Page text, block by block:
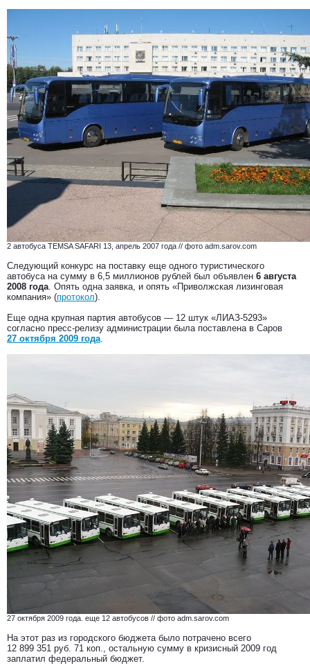
2 автобуса TEMSA SAFARI 13, апрель 2007 года // фото adm.sarov.com
Следующий конкурс на поставку еще одного туристического
автобуса на сумму в 6,5 миллионов рублей был объявлен 6 августа
2008 года. Опять одна заявка, и опять «Приволжская лизинговая
компания» (протокол).
Еще одна крупная партия автобусов — 12 штук «ЛИАЗ-5293»
согласно пресс-релизу администрации была поставлена в Саров
27 октября 2009 года.
27 октября 2009 года. еще 12 автобусов // фото adm.sarov.com
На этот раз из городского бюджета было потрачено всего
12 899 351 руб. 71 коп., остальную сумму в кризисный 2009 год
заплатил федеральный бюджет.